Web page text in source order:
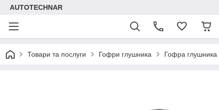
AUTOTECHNAR
Товари та послуги Гофри глушника Гофра глушника